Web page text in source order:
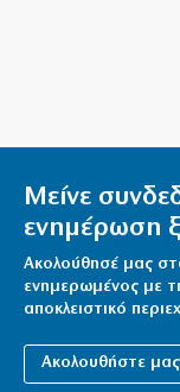
Πυρκαγιές στη
εμπρησμό ή
Ο Ανδρουλάκης
9|08|2026 | 15:30
κακοποίησης
Μείνε
ενημέρωση
Ακολούθησέ μας
ενημερωμένος με
αποκλειστικό
Ακολουθήστε